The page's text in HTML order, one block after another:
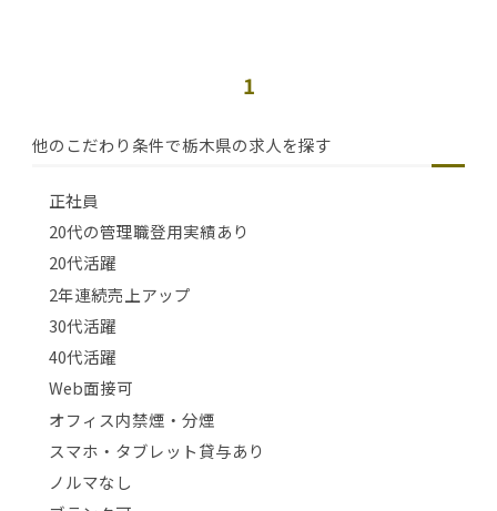
1
他のこだわり条件で栃木県の求人を探す
正社員
20代の管理職登用実績あり
20代活躍
2年連続売上アップ
30代活躍
40代活躍
Web面接可
オフィス内禁煙・分煙
スマホ・タブレット貸与あり
ノルマなし